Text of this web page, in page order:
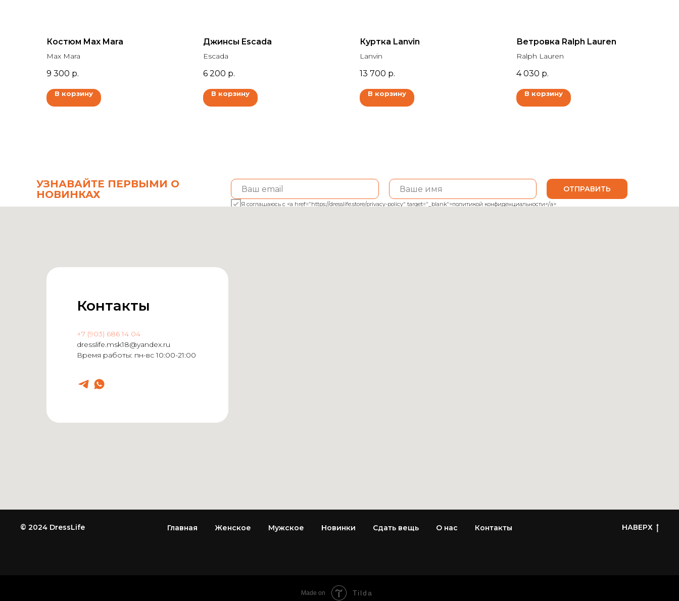
Костюм Max Mara
Max Mara
9 300 р.
В корзину
Джинсы Escada
Escada
6 200 р.
В корзину
Куртка Lanvin
Lanvin
13 700 р.
В корзину
Ветровка Ralph Lauren
Ralph Lauren
4 030 р.
В корзину
Я соглашаюсь с <a href="https://dresslife.store/privacy-policy" target="_blank">политикой конфиденциальности</a>
ОТПРАВИТЬ
УЗНАВАЙТЕ ПЕРВЫМИ О
НОВИНКАХ
Контакты
+7 (903) 686 14 04
dresslife.msk18@yandex.ru
Время работы: пн-вс 10:00-21:00
© 2024 DressLife Главная Женское Мужское Новинки Сдать вещь О нас Контакты НАВЕРХ
Made on Tilda